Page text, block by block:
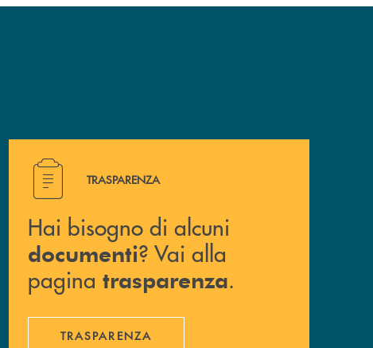
Hai bisogno di alcuni documenti ? Vai alla pagina
TRASPARENZA
Hai bisogno di alcuni
documenti? Vai alla
pagina trasparenza.
TRASPARENZA